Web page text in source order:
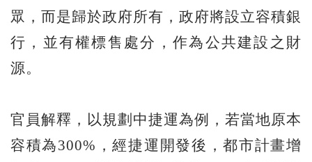
眾，而是歸於政府所有，政府將設立容積銀
行，並有權標售處分，作為公共建設之財
源。
官員解釋，以規劃中捷運為例，若當地原本
容積為300%，經捷運開發後，都市計畫增